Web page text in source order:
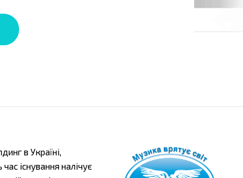
в Україні,
існування налічує